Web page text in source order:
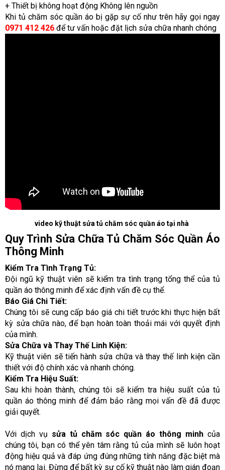
+ Thiết bị không hoạt động Không lên nguồn
Khi tủ chăm sóc quần áo bị gặp sự cố như trên hãy gọi ngay
0971 412 426 để tư vấn hoặc đặt lịch sửa chữa nhanh chóng
video kỹ thuật sửa tủ chăm sóc quần áo tại nhà
Quy Trình Sửa Chữa Tủ Chăm Sóc Quần Áo
Thông Minh
Kiểm Tra Tình Trạng Tủ:
Đội ngũ kỹ thuật viên sẽ kiểm tra tình trạng tổng thể của tủ
quần áo thông minh để xác định vấn đề cụ thể.
Báo Giá Chi Tiết:
Chúng tôi sẽ cung cấp báo giá chi tiết trước khi thực hiện bất
kỳ sửa chữa nào, để bạn hoàn toàn thoải mái với quyết định
của mình.
Sửa Chữa và Thay Thế Linh Kiện:
Kỹ thuật viên sẽ tiến hành sửa chữa và thay thế linh kiện cần
thiết với độ chính xác và nhanh chóng.
Kiểm Tra Hiệu Suất:
Sau khi hoàn thành, chúng tôi sẽ kiểm tra hiệu suất của tủ
quần áo thông minh để đảm bảo rằng mọi vấn đề đã được
giải quyết.
Với dịch vụ sửa tủ chăm sóc quần áo thông minhcủa
chúng tôi, bạn có thể yên tâm rằng tủ của mình sẽ luôn hoạt
động hiệu quả và đáp ứng đúng những tính năng đặc biệt mà
nó mang lại. Đừng để bất kỳ sự cố kỹ thuật nào làm gián đoạn